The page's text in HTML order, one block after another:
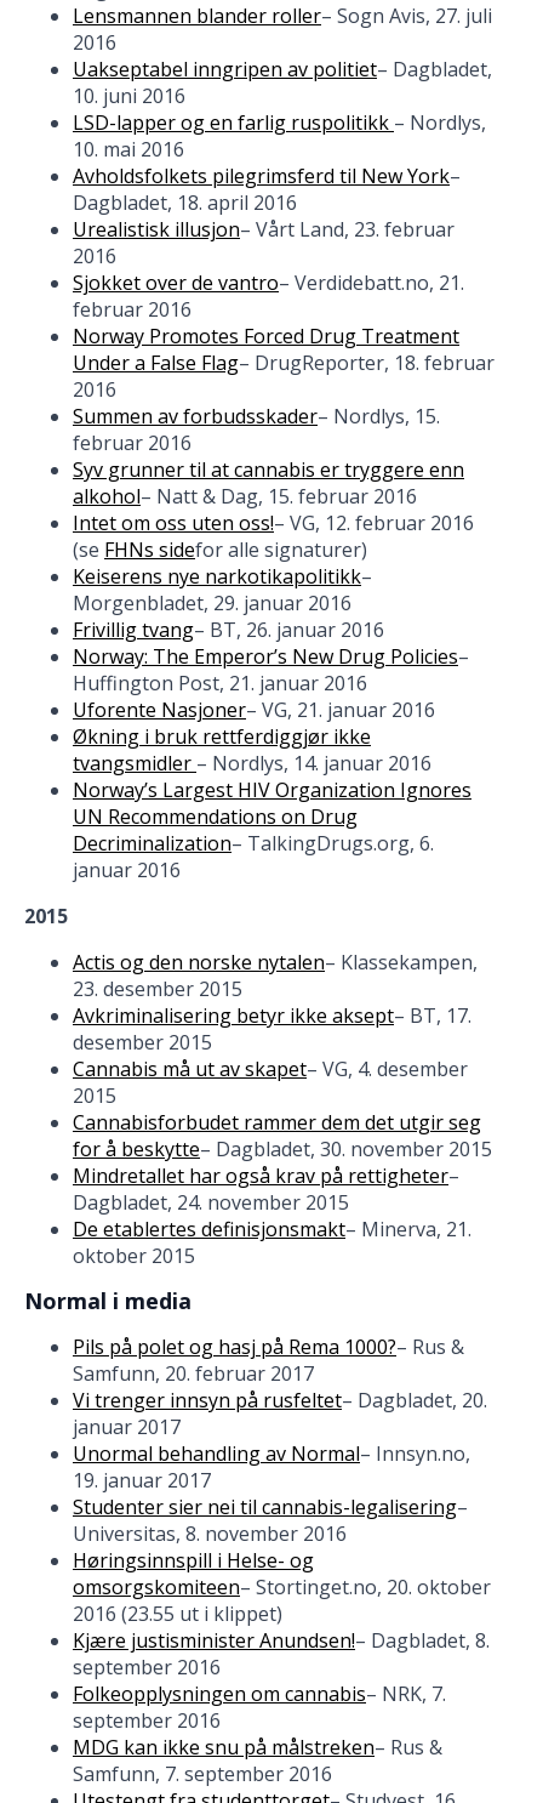
Lensmannen blander roller– Sogn Avis, 27. juli
2016
Uakseptabel inngripen av politiet– Dagbladet,
10. juni 2016
LSD-lapper og en farlig ruspolitikk – Nordlys,
10. mai 2016
Avholdsfolkets pilegrimsferd til New York–
Dagbladet, 18. april 2016
Urealistisk illusjon– Vårt Land, 23. februar
2016
Sjokket over de vantro– Verdidebatt.no, 21.
februar 2016
Norway Promotes Forced Drug Treatment
Under a False Flag– DrugReporter, 18. februar
2016
Summen av forbudsskader– Nordlys, 15.
februar 2016
Syv grunner til at cannabis er tryggere enn
alkohol– Natt & Dag, 15. februar 2016
Intet om oss uten oss!– VG, 12. februar 2016
(se FHNs sidefor alle signaturer)
Keiserens nye narkotikapolitikk–
Morgenbladet, 29. januar 2016
Frivillig tvang– BT, 26. januar 2016
Norway: The Emperor’s New Drug Policies–
Huffington Post, 21. januar 2016
Uforente Nasjoner– VG, 21. januar 2016
Økning i bruk rettferdiggjør ikke
tvangsmidler – Nordlys, 14. januar 2016
Norway’s Largest HIV Organization Ignores
UN Recommendations on Drug
Decriminalization– TalkingDrugs.org, 6.
januar 2016
2015
Actis og den norske nytalen– Klassekampen,
23. desember 2015
Avkriminalisering betyr ikke aksept– BT, 17.
desember 2015
Cannabis må ut av skapet– VG, 4. desember
2015
Cannabisforbudet rammer dem det utgir seg
for å beskytte– Dagbladet, 30. november 2015
Mindretallet har også krav på rettigheter–
Dagbladet, 24. november 2015
De etablertes definisjonsmakt– Minerva, 21.
oktober 2015
Normal i media
Pils på polet og hasj på Rema 1000?– Rus &
Samfunn, 20. februar 2017
Vi trenger innsyn på rusfeltet– Dagbladet, 20.
januar 2017
Unormal behandling av Normal– Innsyn.no,
19. januar 2017
Studenter sier nei til cannabis-legalisering–
Universitas, 8. november 2016
Høringsinnspill i Helse- og
omsorgskomiteen– Stortinget.no, 20. oktober
2016 (23.55 ut i klippet)
Kjære justisminister Anundsen!– Dagbladet, 8.
september 2016
Folkeopplysningen om cannabis– NRK, 7.
september 2016
MDG kan ikke snu på målstreken– Rus &
Samfunn, 7. september 2016